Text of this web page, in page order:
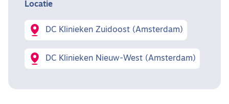
Locatie
DC Klinieken Zuidoost (Amsterdam)
DC Klinieken Nieuw-West (Amsterdam)